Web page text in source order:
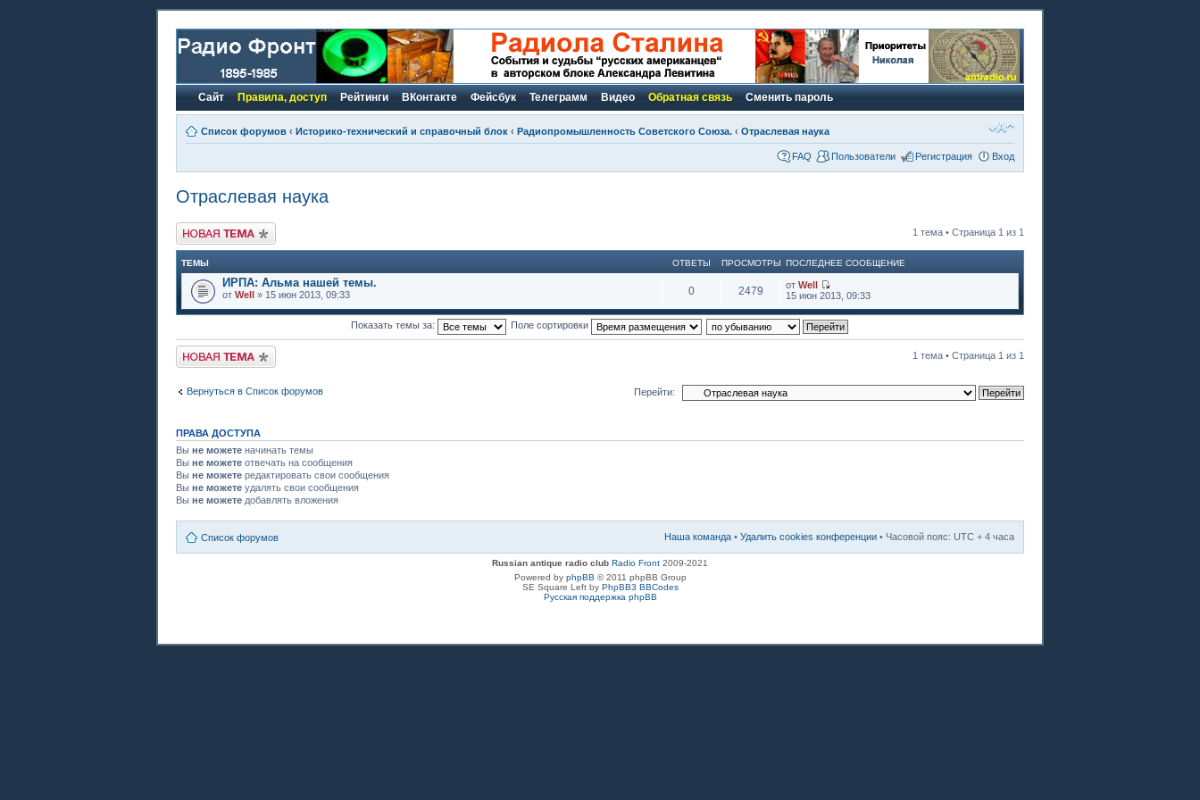
Сайт Правила, доступ Рейтинги ВКонтакте Фейсбук Телеграмм Видео Обратная связь Сменить пароль
Список форумов ‹ Историко-технический и справочный блок ‹ Радиопромышленность Советского Союза. ‹ Отраслевая наука
FAQ Пользователи Регистрация Вход
Отраслевая наука
Новая тема 1 тема • Страница 1 из 1
ТЕМЫ ОТВЕТЫ ПРОСМОТРЫ ПОСЛЕДНЕЕ СООБЩЕНИЕ
ИРПА: Альма нашей темы.
от Well » 15 июн 2013, 09:33 0 2479 от Well
15 июн 2013, 09:33
Показать темы за: Поле сортировки
Новая тема 1 тема • Страница 1 из 1
Вернуться в Список форумов Перейти:
ПРАВА ДОСТУПА
Вы не можете начинать темы
Вы не можете отвечать на сообщения
Вы не можете редактировать свои сообщения
Вы не можете удалять свои сообщения
Вы не можете добавлять вложения
Список форумов Наша команда • Удалить cookies конференции • Часовой пояс: UTC + 4 часа
Russian antique radio club Radio Front 2009-2021
Powered by phpBB © 2011 phpBB Group
SE Square Left by PhpBB3 BBCodes
Русская поддержка phpBB